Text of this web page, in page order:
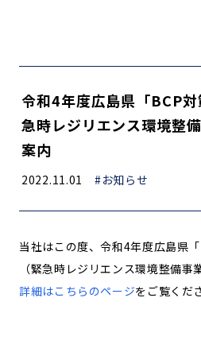
令和4年度広島県「BCP
急時レジリエンス環境整
案内
2022.11.01 #お知らせ
当社はこの度、令和4年度広島県
（緊急時レジリエンス環境整備事
詳細はこちらのページをご覧くだ